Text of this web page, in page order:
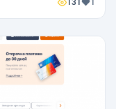
131 1